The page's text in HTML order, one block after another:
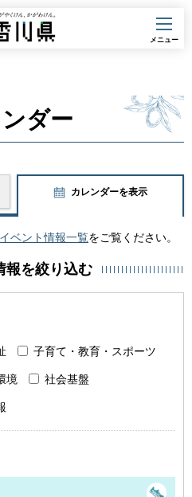
川県
メニュー
ダー
カレンダーを表示
イベント情報一覧をご覧ください。
報を絞り込む
子育て・教育・スポーツ
境 社会基盤